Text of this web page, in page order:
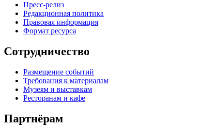
Пресс-релиз
Редакционная политика
Правовая информация
Формат ресурса
Сотрудничество
Размещение событий
Требования к материалам
Музеям и выставкам
Ресторанам и кафе
Партнёрам